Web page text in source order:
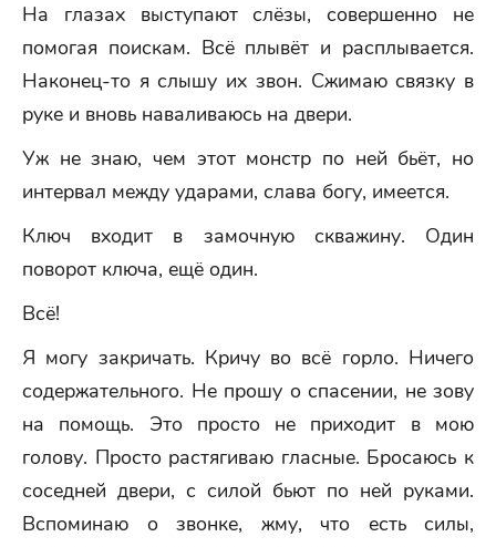
На глазах выступают слёзы, совершенно не
помогая поискам. Всё плывёт и расплывается.
Наконец-то я слышу их звон. Сжимаю связку в
руке и вновь наваливаюсь на двери.
Уж не знаю, чем этот монстр по ней бьёт, но
интервал между ударами, слава богу, имеется.
Ключ входит в замочную скважину. Один
поворот ключа, ещё один.
Всё!
Я могу закричать. Кричу во всё горло. Ничего
содержательного. Не прошу о спасении, не зову
на помощь. Это просто не приходит в мою
голову. Просто растягиваю гласные. Бросаюсь к
соседней двери, с силой бьют по ней руками.
Вспоминаю о звонке, жму, что есть силы,